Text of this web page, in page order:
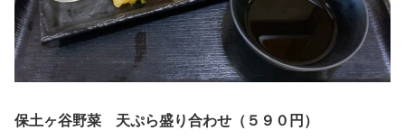
保土ヶ谷野菜 天ぷら盛り合わせ（５９０円）